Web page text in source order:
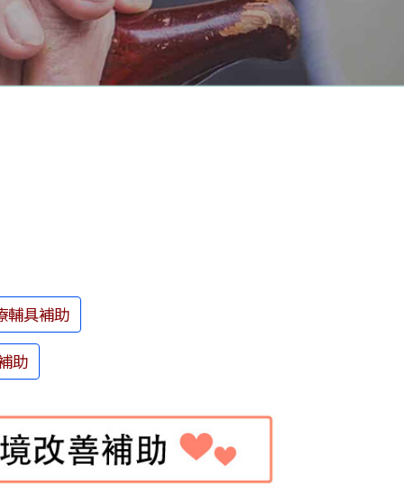
輔具補助
助